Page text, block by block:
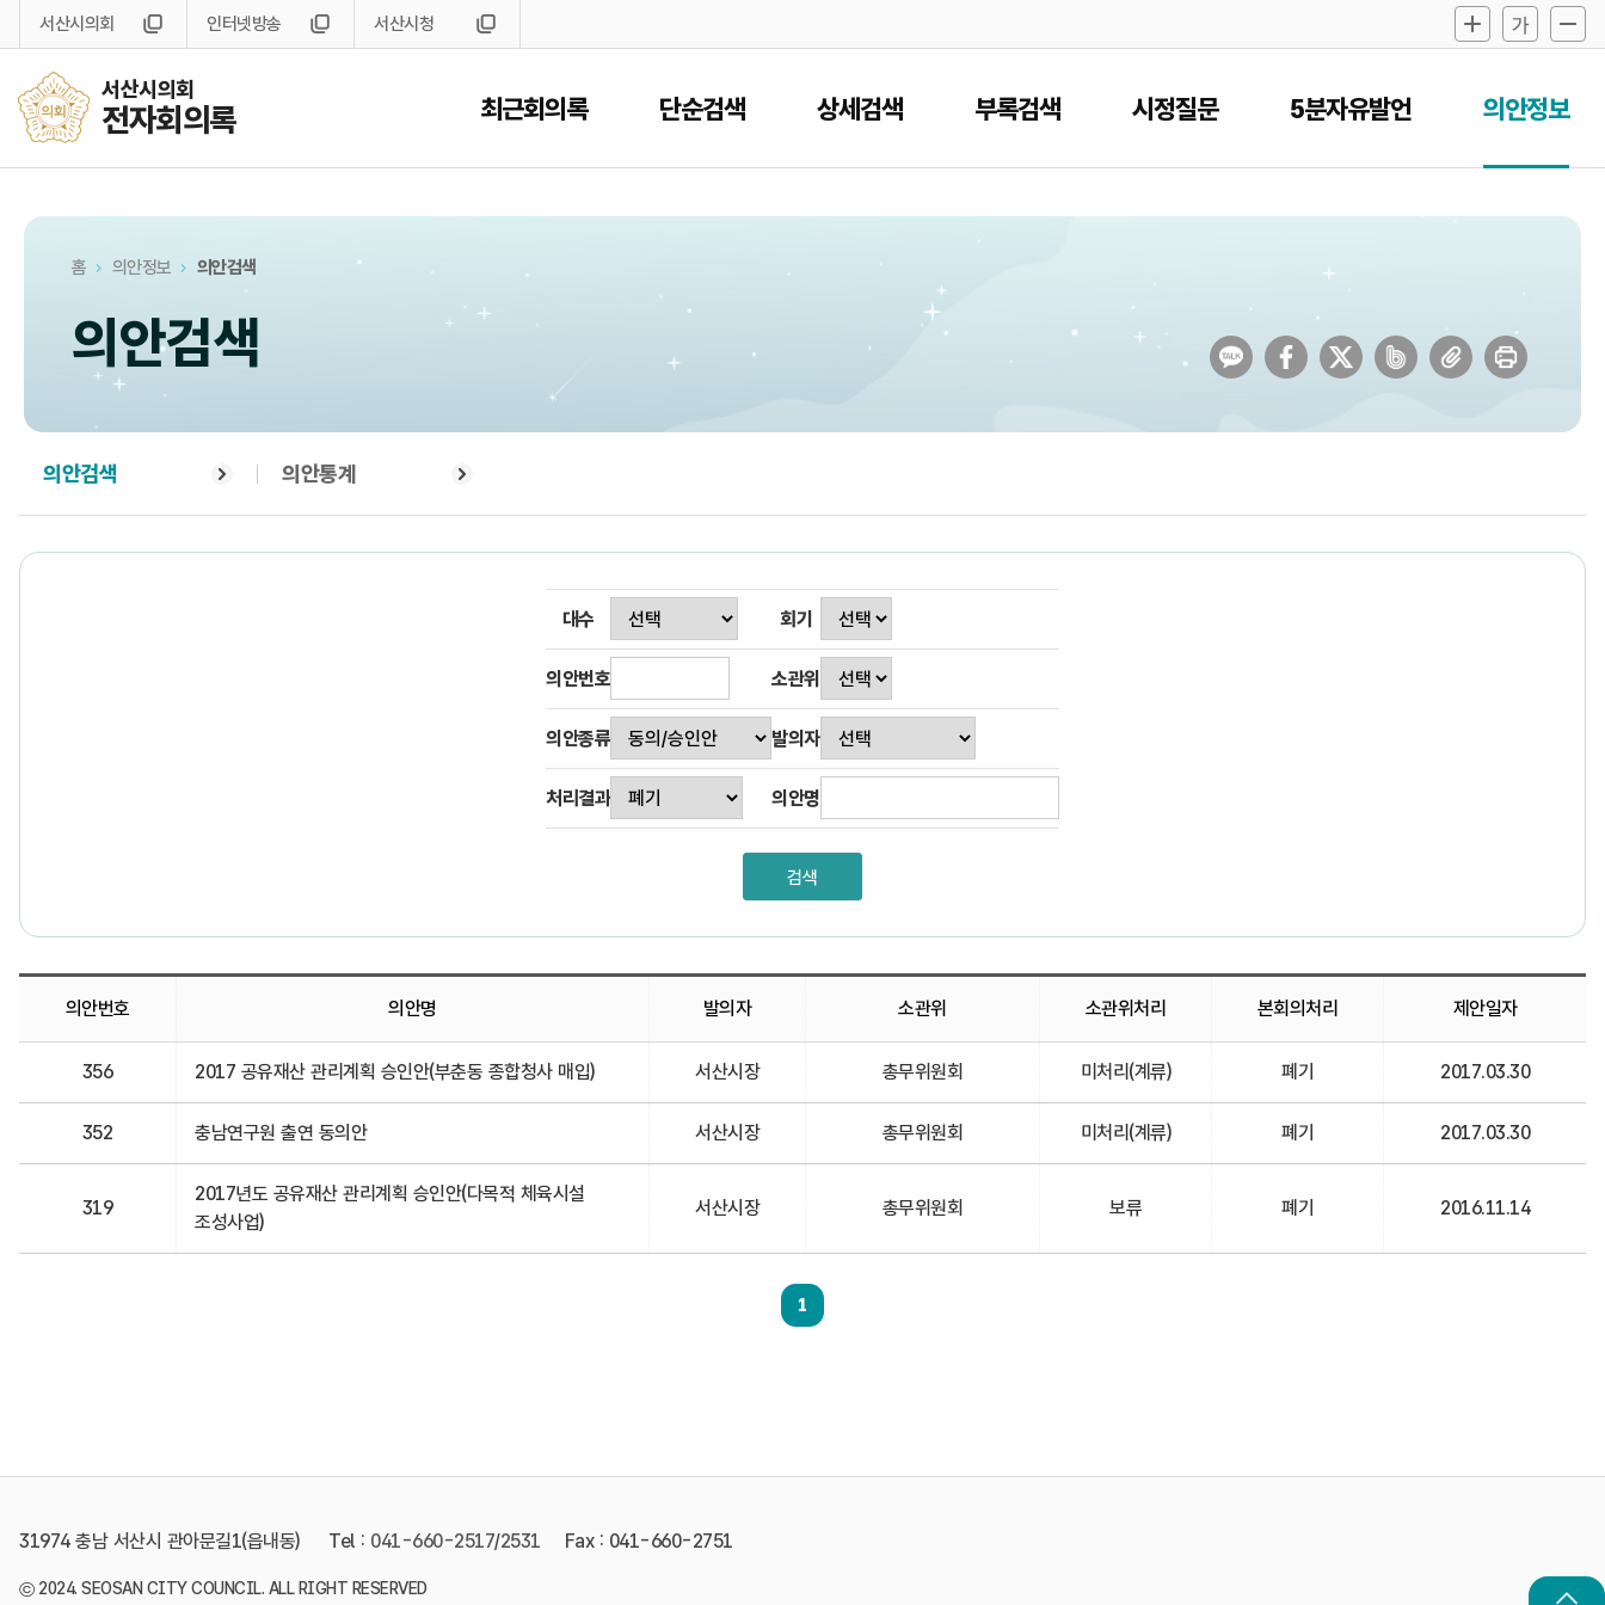
서산시의회
전자회의록
서산시의회 인터넷방송 서산시청
최근회의록 단순검색 상세검색 부록검색 시정질문 5분자유발언 의안정보
홈 의안정보 의안검색
의안검색
의안검색 의안통계
대수 회기
의안번호 소관위
의안종류 발의자
처리결과 의안명
의안번호 의안명 발의자 소관위 소관위처리 본회의처리 제안일자
356 2017 공유재산 관리계획 승인안(부춘동 종합청사 매입) 서산시장 총무위원회 미처리(계류) 폐기 2017.03.30
352 충남연구원 출연 동의안 서산시장 총무위원회 미처리(계류) 폐기 2017.03.30
319
2017년도 공유재산 관리계획 승인안(다목적 체육시설
조성사업)
서산시장 총무위원회 보류 폐기 2016.11.14
1
31974 충남 서산시 관아문길1(읍내동) Tel : 041-660-2517/2531 Fax : 041-660-2751
©2024. SEOSAN CITY COUNCIL. ALL RIGHT RESERVED